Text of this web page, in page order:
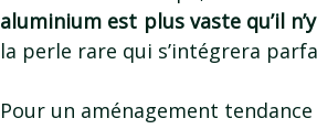
aluminium est plus vaste qu’il
la perle rare qui s’intégrera
Pour un aménagement